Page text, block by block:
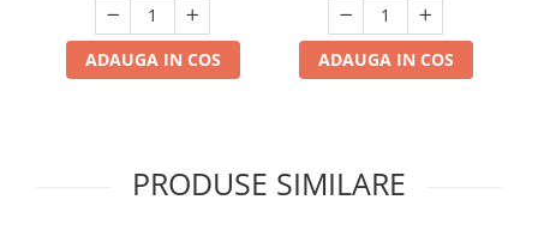
ADAUGA IN COS ADAUGA IN COS
PRODUSE SIMILARE